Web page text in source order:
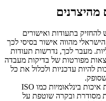
מהיצרנים
להחזיק בתעודות ואישורים
מהווה אישור בסיסי לכך
מעבר לכך, נדרשות תעודות
מפורטות של בדיקות מעבדה
להיות עדכניות ולכלול את כל
היצרנים הרציניים מחזיקים גם בתעודות איכות בינלאומיות כמו ISO
מסודרת ובקרה שוטפת על